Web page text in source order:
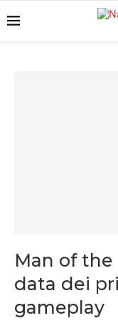
Man of the
data dei
gameplay